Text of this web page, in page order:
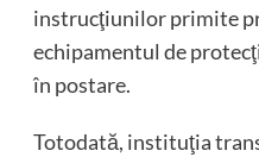
instrucţiunilor primite
echipamentul de
în postare.
Totodată, instituţia